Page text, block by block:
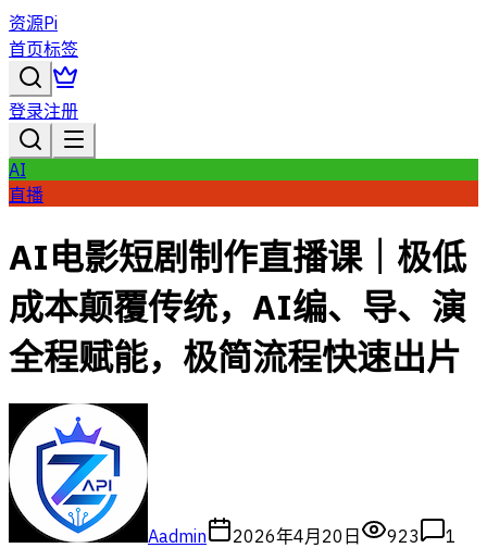
资源Pi
首页标签
登录注册
AI
直播
AI电影短剧制作直播课｜极低
成本颠覆传统，AI编、导、演
全程赋能，极简流程快速出片
Aadmin 2026年4月20日 923 1